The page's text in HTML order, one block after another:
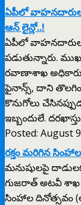
ఏపీలో
ఆన్ లైన్లో..!
ఏపీలో వాహనదారులు
పడుతున్నారు.
రవాణాశాఖ
ఫైనాన్స్, దాని
కొనుగోలు
ఇబ్బందులే.
Posted: August
రక్తం మరిగిన
మనుషులపై
గుజరాత్ అటవీ శాఖ
సింహాల దినోత్సవం